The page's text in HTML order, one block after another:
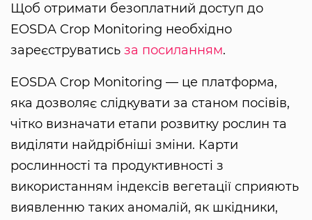
Щоб отримати безоплатний доступ до
EOSDA Crop Monitoring необхідно
зареєструватись за посиланням.
EOSDA Crop Monitoring — це платформа,
яка дозволяє слідкувати за станом посівів,
чітко визначати етапи розвитку рослин та
виділяти найдрібніші зміни. Карти
рослинності та продуктивності з
використанням індексів вегетації сприяють
виявленню таких аномалій, як шкідники,